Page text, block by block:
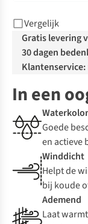
Vergelijk
Gratis levering
30 dagen
Klantenservice:
In een
Goede
en actieve
Winddicht
Helpt de
bij koude
Ademend
Laat